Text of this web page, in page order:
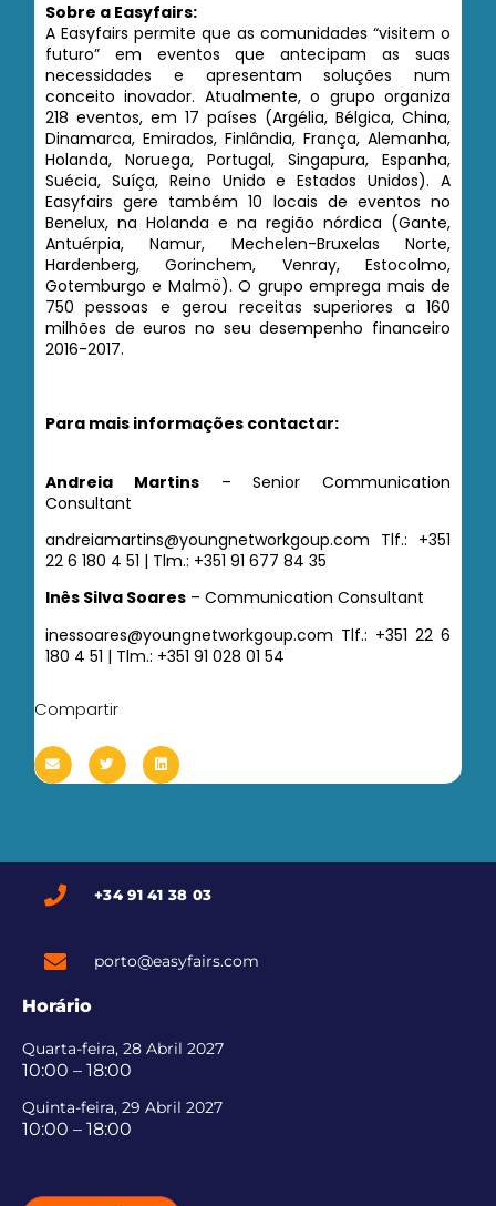
Sobre a Easyfairs:
A Easyfairs permite que as comunidades “visitem o
futuro” em eventos que antecipam as suas
necessidades e apresentam soluções num
conceito inovador. Atualmente, o grupo organiza
218 eventos, em 17 países (Argélia, Bélgica, China,
Dinamarca, Emirados, Finlândia, França, Alemanha,
Holanda, Noruega, Portugal, Singapura, Espanha,
Suécia, Suíça, Reino Unido e Estados Unidos). A
Easyfairs gere também 10 locais de eventos no
Benelux, na Holanda e na região nórdica (Gante,
Antuérpia, Namur, Mechelen-Bruxelas Norte,
Hardenberg, Gorinchem, Venray, Estocolmo,
Gotemburgo e Malmö). O grupo emprega mais de
750 pessoas e gerou receitas superiores a 160
milhões de euros no seu desempenho financeiro
2016-2017.
Para mais informações contactar:
Andreia Martins– Senior Communication
Consultant
andreiamartins@youngnetworkgoup.com Tlf.: +351
22 6 180 4 51 | Tlm.: +351 91 677 84 35
Inês Silva Soares – Communication Consultant
inessoares@youngnetworkgoup.com Tlf.: +351 22 6
180 4 51 | Tlm.: +351 91 028 01 54
Compartir
+34 91 41 38 03
porto@easyfairs.com
Horário
Quarta-feira, 28 Abril 2027
10:00 – 18:00
Quinta-feira, 29 Abril 2027
10:00 – 18:00